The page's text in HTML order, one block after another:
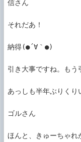
信さん
それだあ！
納得(●´∀｀●)
引き大事ですね。もう
あっしも半年ぶりくり
ゴルさん
ほんと、きゅーちゃれ